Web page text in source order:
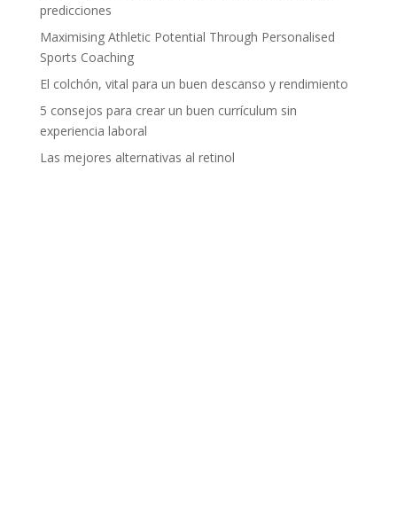
predicciones
Maximising Athletic Potential Through Personalised
Sports Coaching
El colchón, vital para un buen descanso y rendimiento
5 consejos para crear un buen currículum sin
experiencia laboral
Las mejores alternativas al retinol